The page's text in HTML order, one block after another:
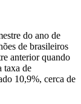
do ano de
de brasileiros
anterior quando
taxa de
10,9%, cerca de